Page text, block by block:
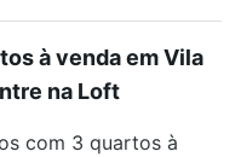
à venda em Vila
na Loft
com 3 quartos à